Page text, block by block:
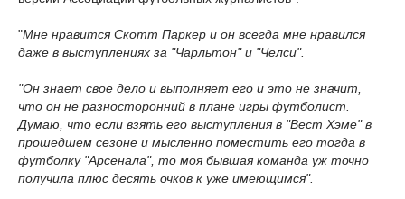
"Мне нравится Скотт Паркер и он всегда мне нравился
даже в выступлениях за "Чарльтон" и "Челси".
"Он знает свое дело и выполняет его и это не значит,
что он не разносторонний в плане игры футболист.
Думаю, что если взять его выступления в "Вест Хэме" в
прошедшем сезоне и мысленно поместить его тогда в
футболку "Арсенала", то моя бывшая команда уж точно
получила плюс десять очков к уже имеющимся".